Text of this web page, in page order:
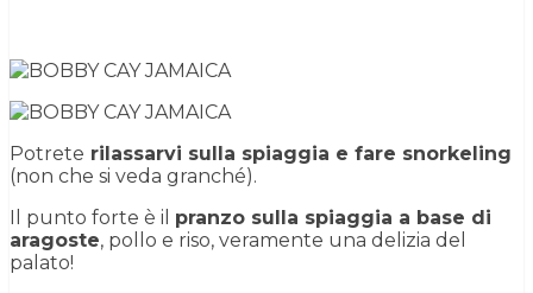
Potrete rilassarvi sulla spiaggia e fare snorkeling
(non che si veda granché).
Il punto forte è il pranzo sulla spiaggia a base di
aragoste, pollo e riso, veramente una delizia del
palato!